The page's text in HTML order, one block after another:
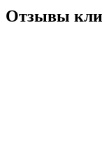
Отзывы